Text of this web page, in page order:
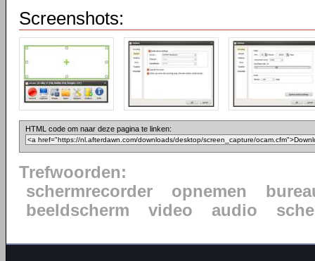
Screenshots:
HTML code om naar deze pagina te linken:
Trefwoorden:
schermrecorder
opnemen
beeldscherm
video audio